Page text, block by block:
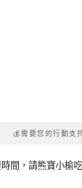
💰需要您的行動支
間，請熊寶小榆